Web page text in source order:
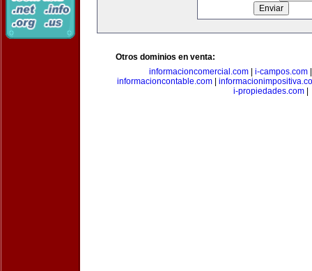
Otros dominios en venta:
informacioncomercial.com| i-campos.com
informacioncontable.com
i-propiedades.com